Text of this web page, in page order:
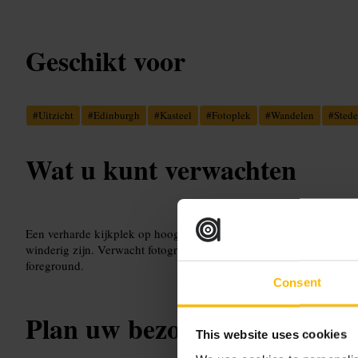
Consent
This website uses cookies
Geschikt voor
#Uitzicht #Edinburgh #Kasteel #Fotoplek #Wandelen #
Wat u kunt verwachten
Een verharde kijkplek op hoogte met ruimte voor groepen en
winderig zijn. Verwacht fotografen, rondlopende toeristen en
foreground.
Plan uw bezoek